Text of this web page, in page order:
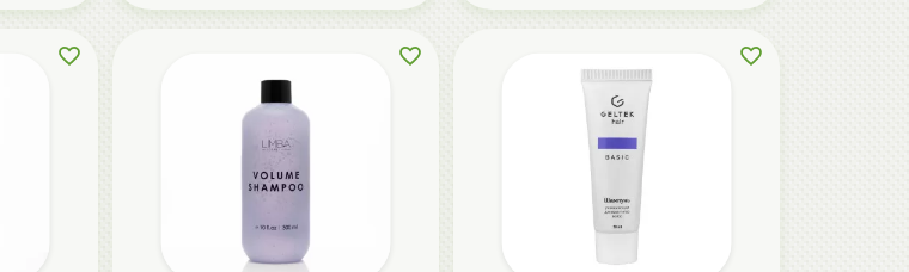
AiliCode Восстанавливающий крем-